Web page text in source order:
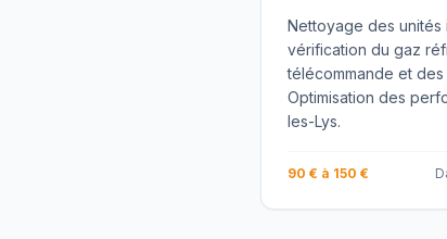
Nettoyage des unités
vérification du gaz
télécommande et
Optimisation des
les-Lys.
90 € à 150 €